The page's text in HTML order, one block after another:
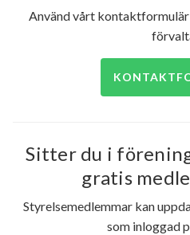
Använd vårt
Sitter du i
gratis
Styrelsemedlemmar kan
som inloggad